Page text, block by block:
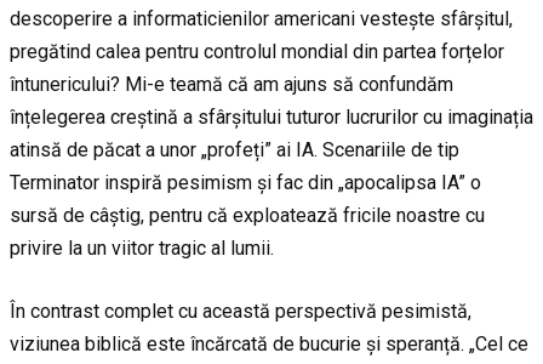
descoperire a informaticienilor americani vestește sfârșitul,
pregătind calea pentru controlul mondial din partea forțelor
întunericului? Mi-e teamă că am ajuns să confundăm
înțelegerea creștină a sfârșitului tuturor lucrurilor cu imaginația
atinsă de păcat a unor „profeți” ai IA. Scenariile de tip
Terminator inspiră pesimism și fac din „apocalipsa IA” o
sursă de câștig, pentru că exploatează fricile noastre cu
privire la un viitor tragic al lumii.
În contrast complet cu această perspectivă pesimistă,
viziunea biblică este încărcată de bucurie și speranță. „Cel ce